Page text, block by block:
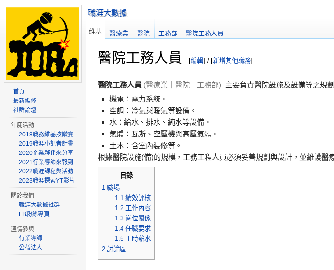
醫院工務人員 [編輯] / [新增其他職務]
醫院工務人員 (醫療業｜醫院｜工務部) 主要負責醫院設施及設備等之規
機電：電力系統。
空調：冷氣與暖氣等設備。
水：給水、排水、純水等設備。
氣體：瓦斯、空壓機與高壓氣體。
土木：含室內裝修等。
根據醫院設施(備)的規模，工務工程人員必須妥善規劃與設計，並維護醫
目錄
1 職場
1.1 績效評核
1.2 工作內容
1.3 崗位關係
1.4 任職要求
1.5 工時薪水
2 討論區
職涯大數據
維基 醫療業 醫院 工務部 醫院工務人員
首頁
最新編修
社群論壇
年度活動
2018職務維基按讚賽
2019職涯小記者計畫
2020企業夥伴來分享
2021行業導師來報到
2022職涯課程與活動
2023職涯探索YT影片
關於我們
職涯大數據社群
FB粉絲專頁
溫情參與
行業導師
公益法人